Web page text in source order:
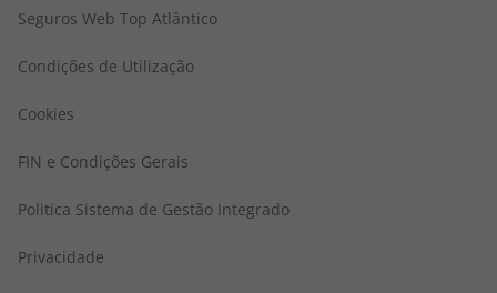
Seguros Web Top Atlântico
Condições de Utilização
Cookies
FIN e Condições Gerais
Politica Sistema de Gestão Integrado
Privacidade